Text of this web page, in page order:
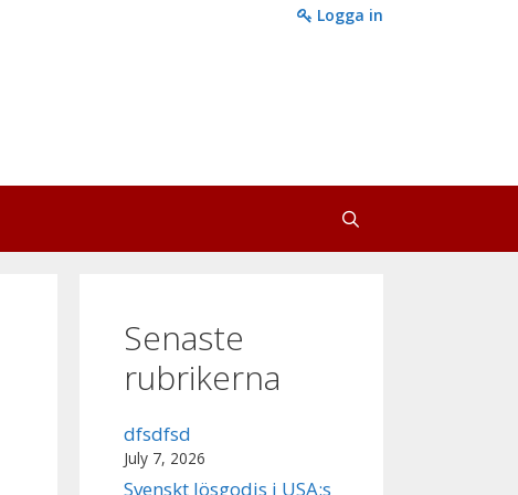
Logga in
Senaste
rubrikerna
dfsdfsd
July 7, 2026
Svenskt lösgodis i USA:s